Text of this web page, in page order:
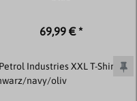
69,99 € *